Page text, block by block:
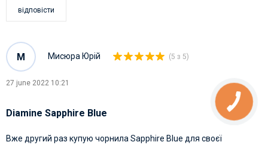
відповісти
М Мисюра Юрій (5 з 5)
27 june 2022 10:21
Diamine Sapphire Blue
Вже другий раз купую чорнила Sapphire Blue для своєї